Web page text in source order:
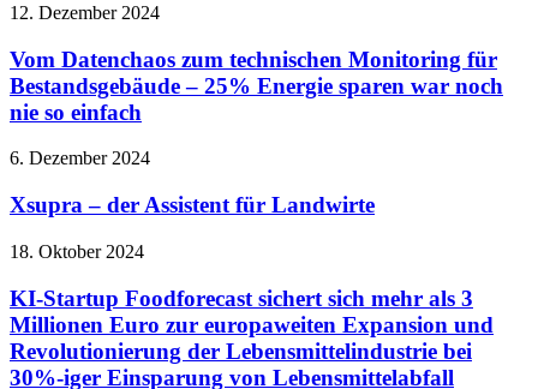
12. Dezember 2024
Vom Datenchaos zum technischen Monitoring für
Bestandsgebäude – 25% Energie sparen war noch
nie so einfach
6. Dezember 2024
Xsupra – der Assistent für Landwirte
18. Oktober 2024
KI-Startup Foodforecast sichert sich mehr als 3
Millionen Euro zur europaweiten Expansion und
Revolutionierung der Lebensmittelindustrie bei
30%-iger Einsparung von Lebensmittelabfall